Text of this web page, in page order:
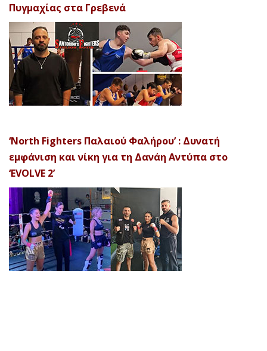
Πυγμαχίας στα Γρεβενά
‘North Fighters Παλαιού Φαλήρου’ : Δυνατή
εμφάνιση και νίκη για τη Δανάη Αντύπα στο
‘EVOLVE 2’